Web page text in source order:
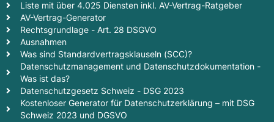
Liste mit über 4.025 Diensten inkl. AV-Vertrag-Ratgeber
AV-Vertrag-Generator
Rechtsgrundlage - Art. 28 DSGVO
Ausnahmen
Was sind Standardvertragsklauseln (SCC)?
Datenschutzmanagement und Datenschutzdokumentation -
Was ist das?
Datenschutzgesetz Schweiz - DSG 2023
Kostenloser Generator für Datenschutzerklärung – mit DSG
Schweiz 2023 und DGSVO